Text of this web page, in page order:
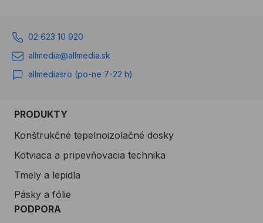
02 623 10 920
allmedia@allmedia.sk
allmediasro (po-ne 7-22 h)
PRODUKTY
Konštrukčné tepelnoizolačné dosky
Kotviaca a pripevňovacia technika
Tmely a lepidla
Pásky a fólie
PODPORA